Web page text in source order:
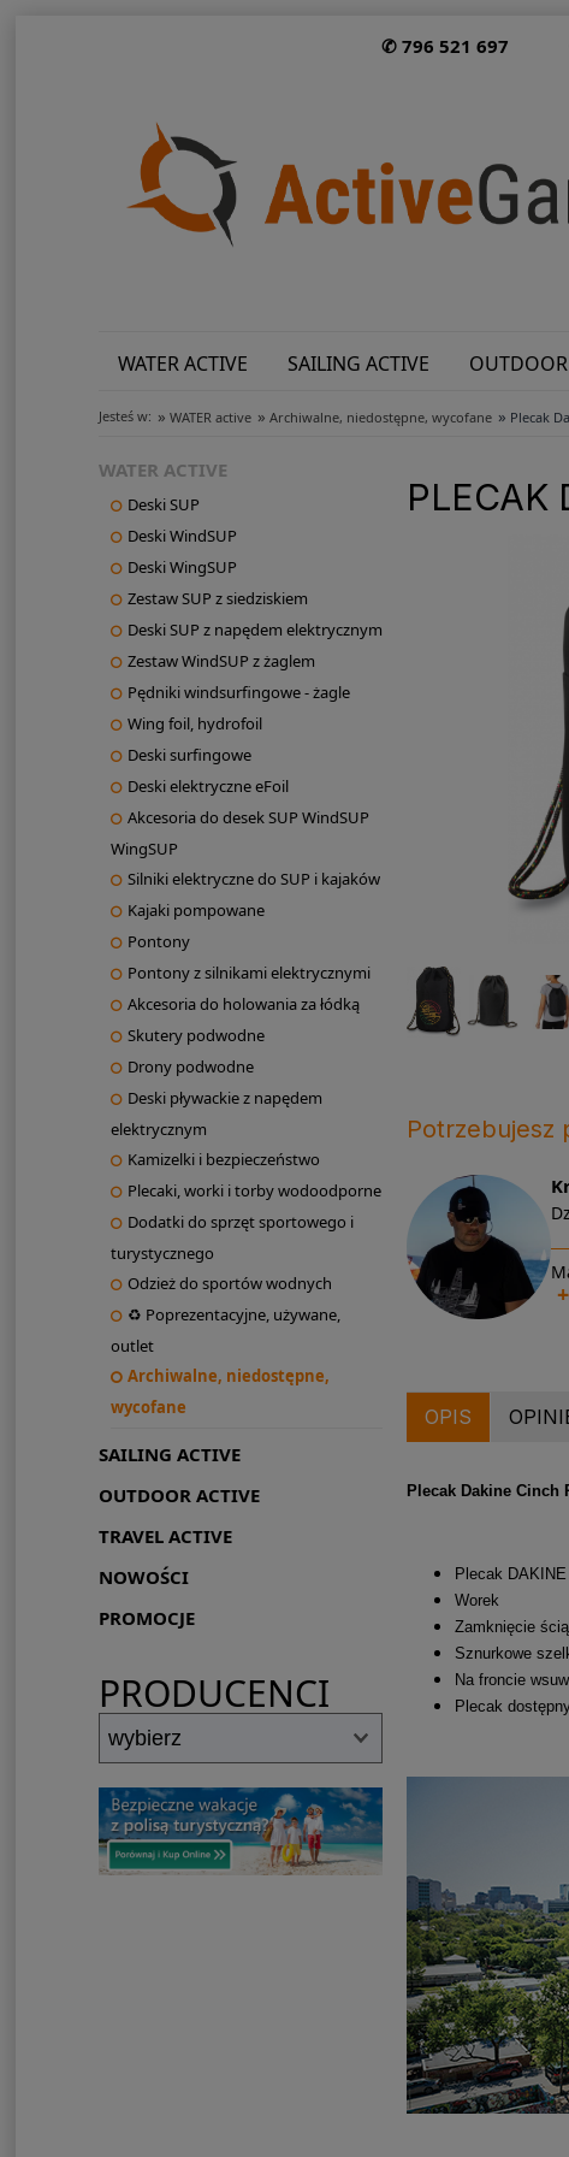
✆ 796 521 697
WATER ACTIVE SAILING ACTIVE
Jesteś w: » WATER active » Archiwalne, niedostępne, wycofane » Plecak
WATER ACTIVE
Deski SUP
Deski WindSUP
Deski WingSUP
Zestaw SUP z siedziskiem
Deski SUP z napędem elektrycznym
Zestaw WindSUP z żaglem
Pędniki windsurfingowe - żagle
Wing foil, hydrofoil
Deski surfingowe
Deski elektryczne eFoil
Akcesoria do desek SUP WindSUP
WingSUP
Silniki elektryczne do SUP i kajaków
Kajaki pompowane
Pontony
Pontony z silnikami elektrycznymi
Akcesoria do holowania za łódką
Skutery podwodne
Drony podwodne
Deski pływackie z napędem
elektrycznym
Kamizelki i bezpieczeństwo
Plecaki, worki i torby wodoodporne
Dodatki do sprzęt sportowego i
turystycznego
Odzież do sportów wodnych
♻ Poprezentacyjne, używane,
outlet
Archiwalne, niedostępne,
wycofane
SAILING ACTIVE
OUTDOOR ACTIVE
TRAVEL ACTIVE
NOWOŚCI
PROMOCJE
PRODUCENCI
PLECAK
Potrzebujesz
OPIS
Plecak Dakine Cinch
Plecak DAKINE
Worek
Zamknięcie
Sznurkowe
Na froncie
Plecak